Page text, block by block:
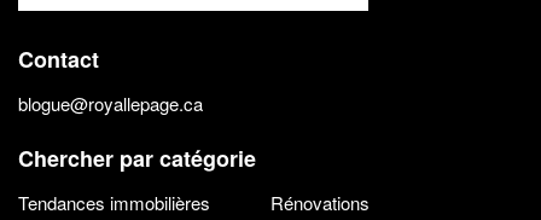
Contact
blogue@royallepage.ca
Chercher par catégorie
Tendances immobilières
Rénovations